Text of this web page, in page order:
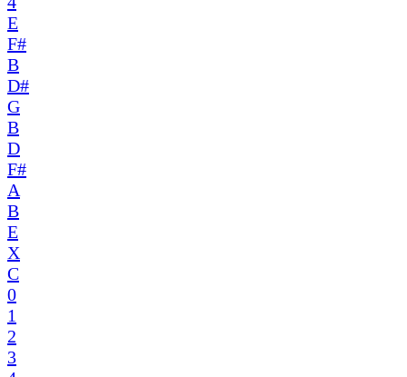
E
F#
B
D#
G
B
D
F#
A
B
E
X
C
0
1
2
3